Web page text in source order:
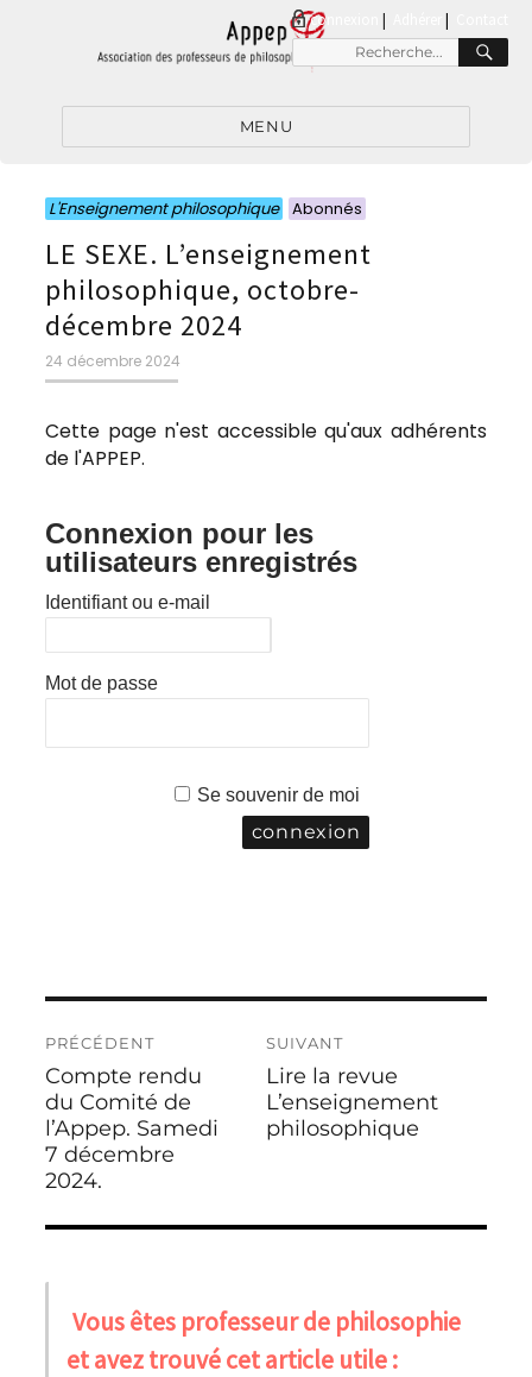
connexion |
Recherche
pour
MENU
L'Enseignement philosophique Abonnés
LE SEXE. L’enseignement
philosophique, octobre-
décembre 2024
Publié
le
24 décembre 2024
Cette page n'est accessible qu'aux adhérents
de l'APPEP.
Connexion pour les
utilisateurs enregistrés
Identifiant ou e-mail
Mot de passe
Se souvenir de moi
de
l’article
PRÉCÉDENT
Publication
précédente :
Compte rendu
du Comité de
l’Appep. Samedi
7 décembre
2024.
SUIVANT
Publication
suivante :
Lire la revue
L’enseignement
philosophique
Vous êtes professeur de philosophie
et avez trouvé cet article utile :